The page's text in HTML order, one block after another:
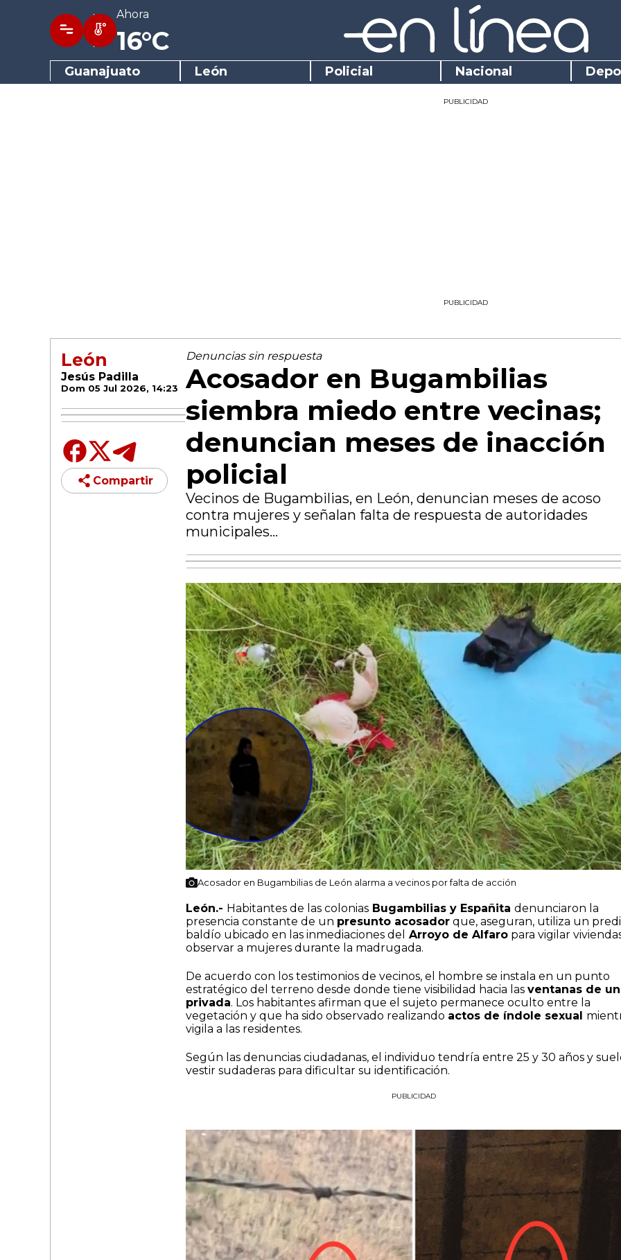
Ahora
16°C
Guanajuato León Policial Nacional
PUBLICIDAD
PUBLICIDAD
León
Jesús Padilla
Dom 05 Jul 2026, 14:23
Compartir
Denuncias sin respuesta
Acosador en Bugambilias
siembra miedo entre vecinas;
denuncian meses de inacción
policial
Vecinos de Bugambilias, en León, denuncian meses de acoso
contra mujeres y señalan falta de respuesta de autoridades
municipales...
Acosador en Bugambilias de León alarma a vecinos por falta de acción
León.- Habitantes de las colonias Bugambilias y Españita denunciaron la
presencia constante de un presunto acosador que, aseguran, utiliza un
baldío ubicado en las inmediaciones del Arroyo de Alfaro para vigilar
observar a mujeres durante la madrugada.
De acuerdo con los testimonios de vecinos, el hombre se instala en un punto
estratégico del terreno desde donde tiene visibilidad hacia las ventanas de
privada. Los habitantes afirman que el sujeto permanece oculto entre la
vegetación y que ha sido observado realizando actos de índole sexual
vigila a las residentes.
Según las denuncias ciudadanas, el individuo tendría entre 25 y 30 años y
vestir sudaderas para dificultar su identificación.
PUBLICIDAD